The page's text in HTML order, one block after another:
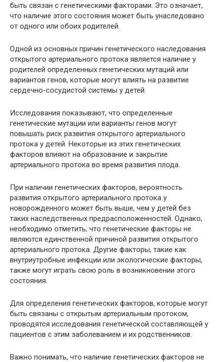
быть связан с генетическими факторами. Это означает,
что наличие этого состояния может быть унаследовано
от одного или обоих родителей.
Одной из основных причин генетического наследования
открытого артериального протока является наличие у
родителей определенных генетических мутаций или
вариантов генов, которые могут влиять на развитие
сердечно-сосудистой системы у детей.
Исследования показывают, что определенные
генетические мутации или варианты генов могут
повышать риск развития открытого артериального
протока у детей. Некоторые из этих генетических
факторов влияют на образование и закрытие
артериального протока во время развития плода.
При наличии генетических факторов, вероятность
развития открытого артериального протока у
новорожденного может быть выше, чем у детей без
таких наследственных предрасположенностей. Однако,
необходимо отметить, что генетические факторы не
являются единственной причиной развития открытого
артериального протока. Другие факторы, такие как
внутриутробные инфекции или экологические факторы,
также могут играть свою роль в возникновении этого
состояния.
Для определения генетических факторов, которые могут
быть связаны с открытым артериальным протоком,
проводятся исследования генетической составляющей у
пациентов с этим заболеванием и их родственников.
Важно понимать, что наличие генетических факторов не